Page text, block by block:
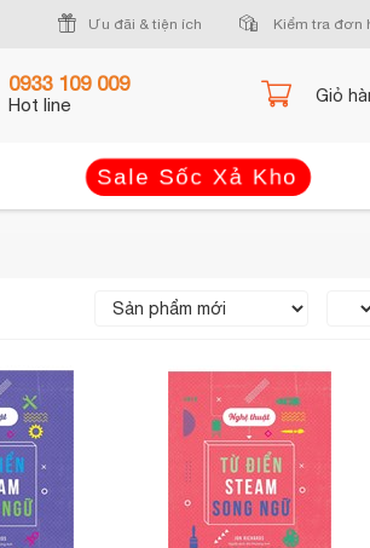
Ưu đãi & tiện ích Kiểm tra đơn
0933 109 009
Hot line Giỏ
Sale Sốc Xả Kho